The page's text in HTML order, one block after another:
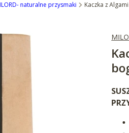
naturalne przysmaki Kaczka z